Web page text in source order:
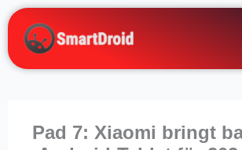
Zum
Inhalt
springen
Pad 7: Xiaomi bringt